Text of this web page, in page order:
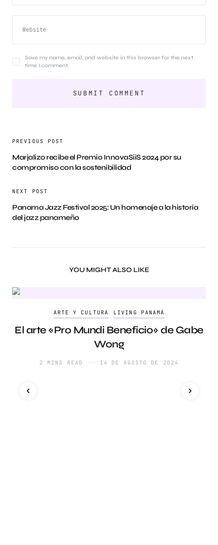
Save my name, email, and website in this browser for the next
time I comment.
PREVIOUS POST
Marjalizo recibe el Premio InnovaSiiS 2024 por su
compromiso con la sostenibilidad
NEXT POST
Panama Jazz Festival 2025: Un homenaje a la historia
del jazz panameño
YOU MIGHT ALSO LIKE
ARTE Y CULTURA LIVING PANAMÁ
El arte «Pro Mundi Beneficio» de Gabe
Wong
2 MINS READ 14 DE AGOSTO DE 2024